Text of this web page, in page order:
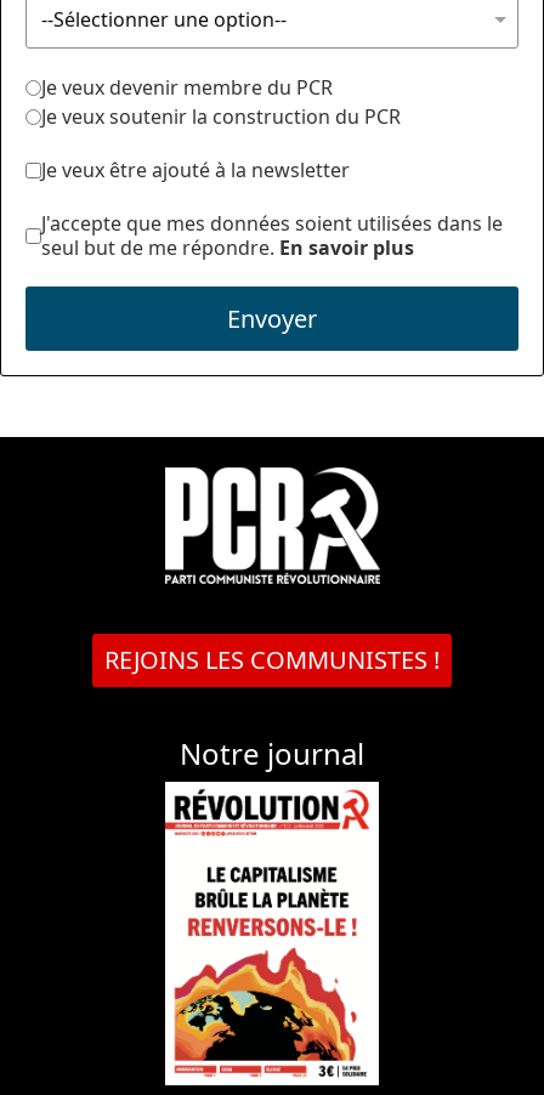
Je veux devenir membre du PCR
Je veux soutenir la construction du PCR
Je veux être ajouté à la newsletter
J'accepte que mes données soient utilisées dans le
seul but de me répondre. En savoir plus
Envoyer
REJOINS LES COMMUNISTES !
Notre journal